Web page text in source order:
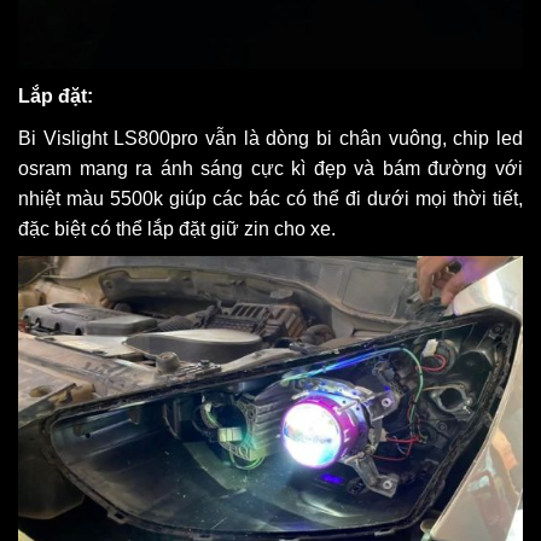
Lắp đặt:
Bi Vislight LS800pro vẫn là dòng bi chân vuông, chip led
osram mang ra ánh sáng cực kì đẹp và bám đường với
nhiệt màu 5500k giúp các bác có thể đi dưới mọi thời tiết,
đặc biệt có thể lắp đặt giữ zin cho xe.